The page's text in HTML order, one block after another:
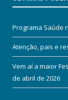
Programa Saúde
Atenção, pais e
Vem aí a maior
de abril de 2026